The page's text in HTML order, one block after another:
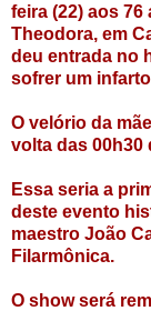
feira (22) aos
Theodora, em
deu entrada no
sofrer um
O velório da
volta das 00h30
Essa seria a
deste evento
maestro João
Filarmônica.
O show será